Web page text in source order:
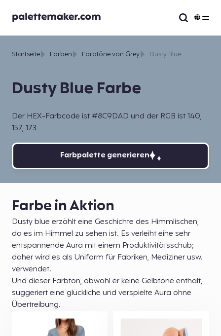
Dusty Blue Farbe
Der HEX-Farbcode ist #8C9DAD und der RGB ist 140,
157, 173
Startseite Farben Farbtöne von Grey Dusty Blue
Farbpalette generieren
Farbe in Aktion
Dusty blue erzählt eine Geschichte des Himmlischen,
da es im Himmel zu sehen ist. Es verleiht eine sehr
entspannende Aura mit einem Produktivitätsschub;
daher wird es als Uniform für Fabriken, Mediziner usw.
verwendet.
Und dieser Farbton, obwohl er keine Gelbtöne enthält,
suggeriert eine glückliche und verspielte Aura ohne
Übertreibung.